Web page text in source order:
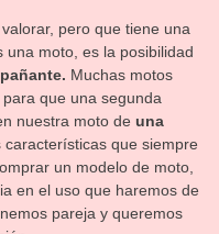
pero que tiene una
moto, es la posibilidad
Muchas motos
que una segunda
nuestra moto de una
que siempre
un modelo de moto,
en el uso que haremos de
pareja y queremos